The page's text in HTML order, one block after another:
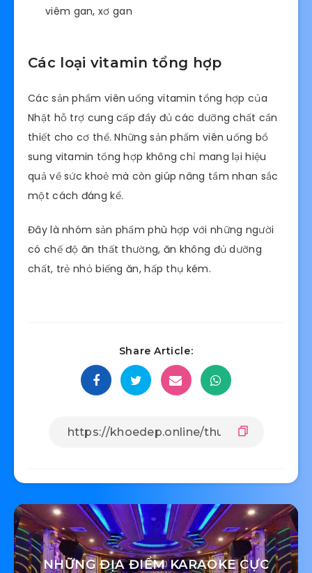
viêm gan, xơ gan
Các loại vitamin tổng hợp
Các sản phẩm viên uống vitamin tổng hợp của
Nhật hỗ trợ cung cấp đầy đủ các dưỡng chất cần
thiết cho cơ thể. Những sản phẩm viên uống bổ
sung vitamin tổng hợp không chỉ mang lại hiệu
quả về sức khoẻ mà còn giúp nâng tầm nhan sắc
một cách đáng kể.
Đây là nhóm sản phẩm phù hợp với những người
có chế độ ăn thất thường, ăn không đủ dưỡng
chất, trẻ nhỏ biếng ăn, hấp thụ kém.
Share Article:
NHỮNG ĐỊA ĐIỂM KARAOKE CỰC